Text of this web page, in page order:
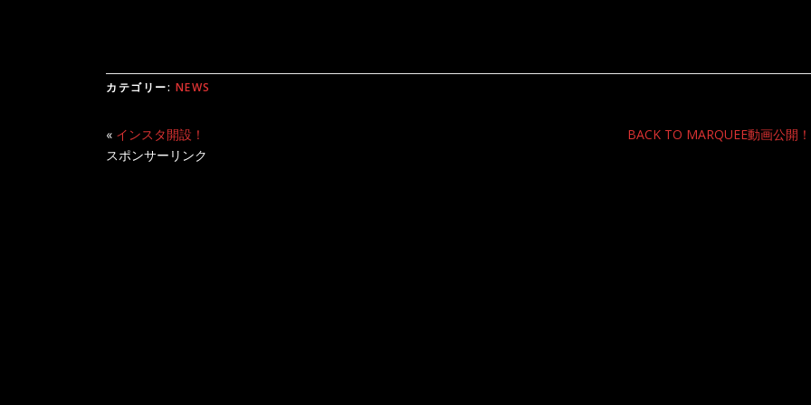
カテゴリー: NEWS
« インスタ開設！
BACK TO MARQUEE動画公開！
スポンサーリンク